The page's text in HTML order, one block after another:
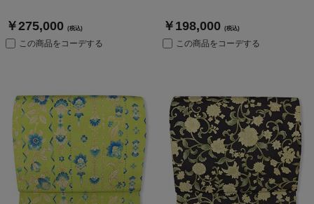
￥275,000 (税込)
この商品をコーデする
￥198,000 (税込)
この商品をコーデする